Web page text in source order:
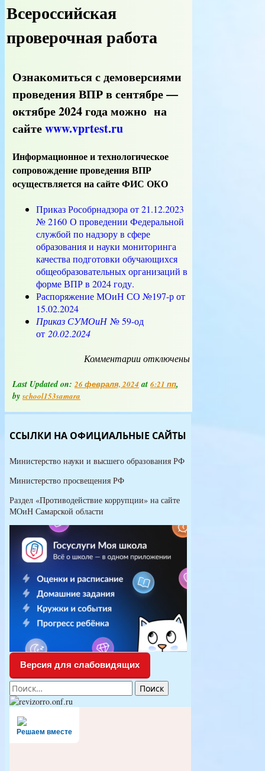
Всероссийская
проверочная работа
Ознакомиться с демоверсиями
проведения ВПР в сентябре —
октябре 2024 года можно на
сайтеwww.vprtest.ru
Информационное и технологическое
сопровождение проведения ВПР
осуществляется на сайте ФИС ОКО
Приказ Рособрнадзора от 21.12.2023
№ 2160 О проведении Федеральной
службой по надзору в сфере
образования и науки мониторинга
качества подготовки обучающихся
общеобразовательных организаций в
форме ВПР в 2024 году.
Распоряжение МОиН СО №197-р от
15.02.2024
Приказ СУМОиН№ 59-од
от 20.02.2024
Комментариик
Всероссийская
отключены
Last Updated on:26 февраля, 2024at 6:21 пп,
byschool153samara
ССЫЛКИ НА ОФИЦИАЛЬНЫЕ САЙТЫ
Министерство науки и высшего образования РФ
Министерство просвещения РФ
Раздел «Противодействие коррупции» на сайте
МОиН Самарской области
Версия для слабовидящих
Найти:
Решаем вместе